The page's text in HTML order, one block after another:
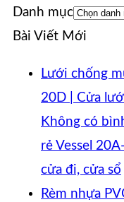
Danh mục
Bài Viết Mới
Lưới chống
20D | Cửa
Không có
rẻ Vessel
cửa đi, cửa sổ
Rèm nhựa